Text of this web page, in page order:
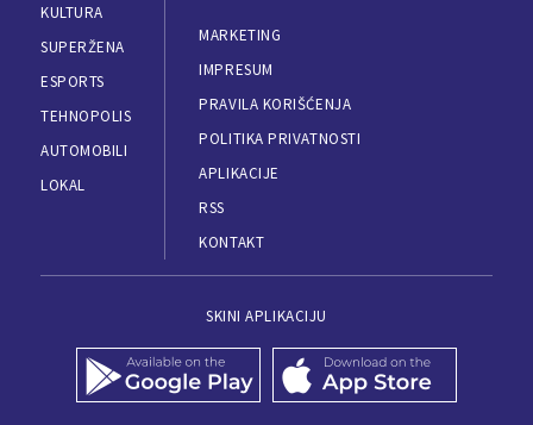
KULTURA
SUPERŽENA
ESPORTS
TEHNOPOLIS
AUTOMOBILI
LOKAL
MARKETING
IMPRESUM
PRAVILA KORIŠĆENJA
POLITIKA PRIVATNOSTI
APLIKACIJE
RSS
KONTAKT
SKINI APLIKACIJU